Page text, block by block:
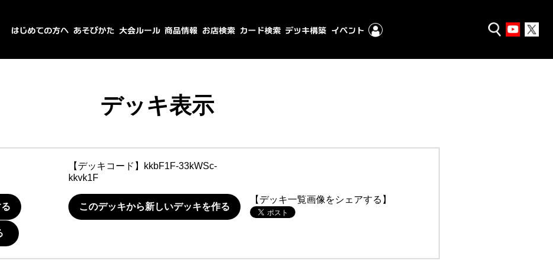
デッキ表示
【デッキコード】
kkbF1F-33kWSc-
kkvk1F
このデッキから新しいデッキを作る
【デッキ一覧画像をシェアする】